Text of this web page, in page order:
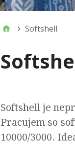
Softshell
Softshell je
Pracujem so
10000/3000.